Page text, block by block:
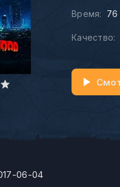
Время: 76
Качество:
06-04